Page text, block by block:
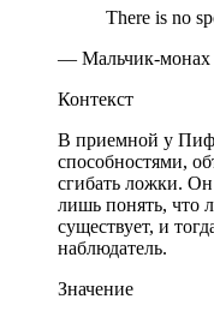
There is no
— Мальчик-монах
Контекст
В приемной у
способностями,
сгибать ложки. Он
лишь понять, что
существует, и
наблюдатель.
Значение